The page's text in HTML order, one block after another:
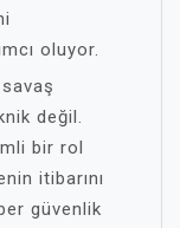
oluyor.
değil.
bir rol
itibarını
güvenlik